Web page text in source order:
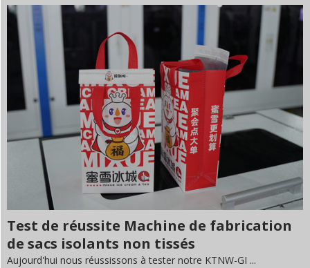
Test de réussite Machine de fabrication
de sacs isolants non tissés
Aujourd'hui nous réussissons à tester notre KTNW-GI ...